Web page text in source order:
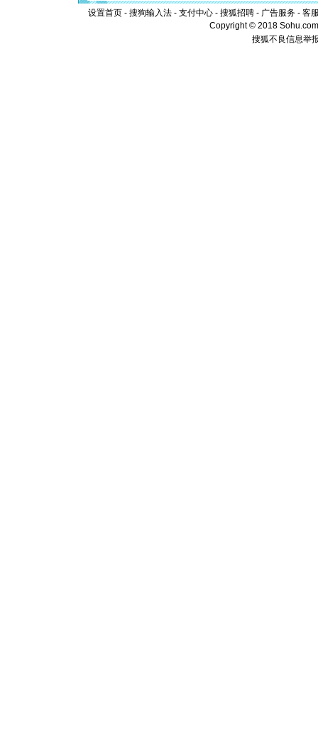
卖了。水
[春节] 风
颜！冬去
道一声平
设置首页 - 搜狗输入法 - 支付中心 - 搜狐招聘 - 广告服务 - 客
Copyright © 2018
搜狐不良信息举